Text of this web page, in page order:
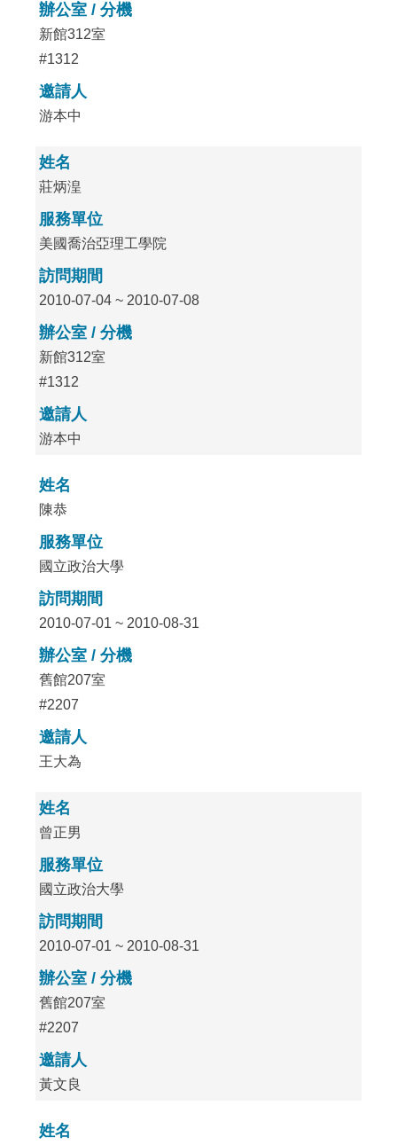
辦公室 / 分機
新館312室
#1312
邀請人
游本中
姓名
莊炳湟
服務單位
美國喬治亞理工學院
訪問期間
2010-07-04 ~ 2010-07-08
辦公室 / 分機
新館312室
#1312
邀請人
游本中
姓名
陳恭
服務單位
國立政治大學
訪問期間
2010-07-01 ~ 2010-08-31
辦公室 / 分機
舊館207室
#2207
邀請人
王大為
姓名
曾正男
服務單位
國立政治大學
訪問期間
2010-07-01 ~ 2010-08-31
辦公室 / 分機
舊館207室
#2207
邀請人
黃文良
姓名